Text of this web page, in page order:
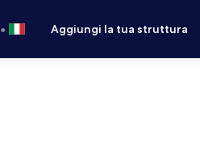
• Aggiungi la tua struttura